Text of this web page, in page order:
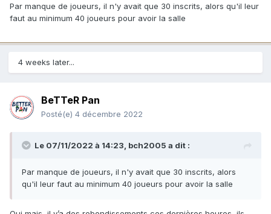
Par manque de joueurs, il n'y avait que 30 inscrits, alors qu'il leur
faut au minimum 40 joueurs pour avoir la salle
4 weeks later...
BeTTeR Pan
Posté(e) 4 décembre 2022
Le 07/11/2022 à 14:23, bch2005 a dit :
Par manque de joueurs, il n'y avait que 30 inscrits, alors
qu'il leur faut au minimum 40 joueurs pour avoir la salle